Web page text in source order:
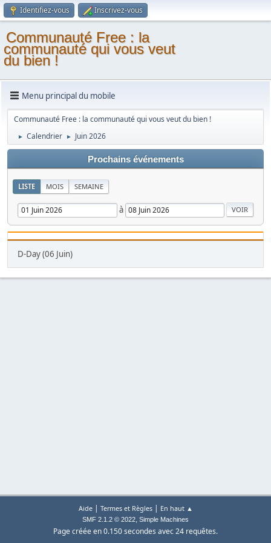
Identifiez-vous Inscrivez-vous
Communauté Free : la
communauté qui vous veut
du bien !
Menu principal du mobile
Communauté Free : la communauté qui vous veut du bien !
► Calendrier ► Juin 2026
Prochains événements
LISTE MOIS SEMAINE
à
D-Day (06 Juin)
Aide| Termes et Règles| En haut ▲
SMF 2.1.2 © 2022, Simple Machines
Page créée en 0.150 secondes avec 24 requêtes.